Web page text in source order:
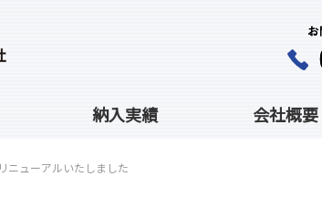
納入実績 会社概要
ニューアルいたしました